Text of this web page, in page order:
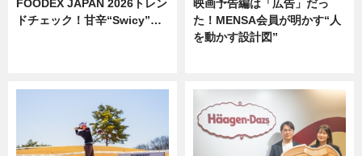
FOODEX JAPAN 2026トレン
ドチェック！甘辛“Swicy”…
映画予告編は「広告」だっ
た！MENSA会員が明かす“人
を動かす設計図”